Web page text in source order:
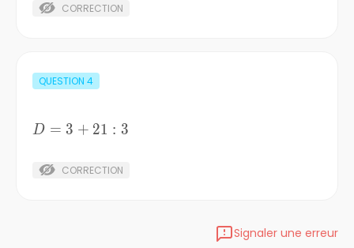
CORRECTION
QUESTION 4
D=3+21:3
D = 3 + 21 : 3
CORRECTION
Signaler une erreur